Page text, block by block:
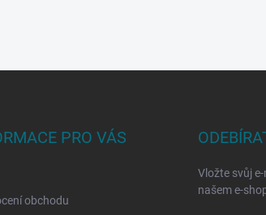
PRO VÁS
obchodu
Vložte svůj
našem e-